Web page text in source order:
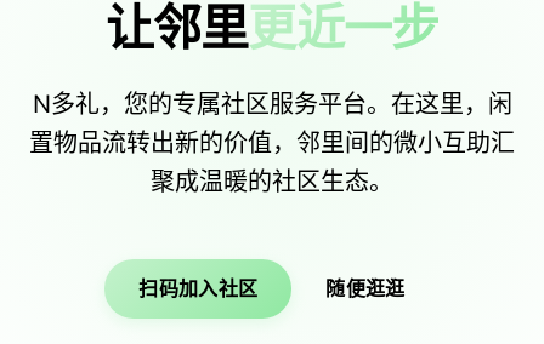
让邻里更近一步
N多礼，您的专属社区服务平台。在这里，闲
置物品流转出新的价值，邻里间的微小互助汇
聚成温暖的社区生态。
扫码加入社区 随便逛逛